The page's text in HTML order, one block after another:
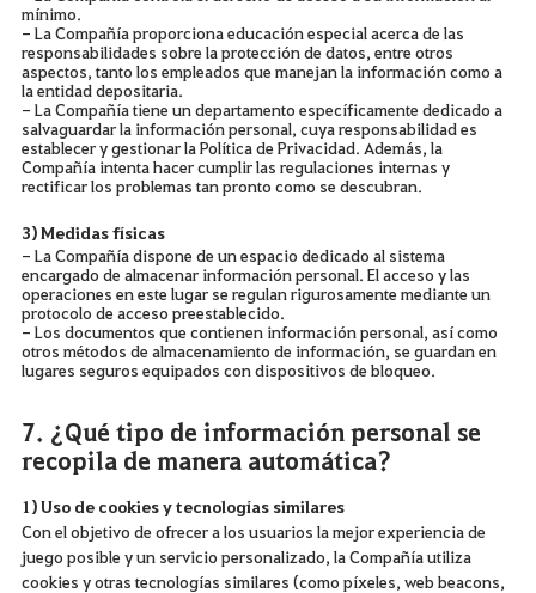
mínimo.
- La Compañía proporciona educación especial acerca de las
responsabilidades sobre la protección de datos, entre otros
aspectos, tanto los empleados que manejan la información como a
la entidad depositaria.
- La Compañía tiene un departamento específicamente dedicado a
salvaguardar la información personal, cuya responsabilidad es
establecer y gestionar la Política de Privacidad. Además, la
Compañía intenta hacer cumplir las regulaciones internas y
rectificar los problemas tan pronto como se descubran.
3) Medidas físicas
- La Compañía dispone de un espacio dedicado al sistema
encargado de almacenar información personal. El acceso y las
operaciones en este lugar se regulan rigurosamente mediante un
protocolo de acceso preestablecido.
- Los documentos que contienen información personal, así como
otros métodos de almacenamiento de información, se guardan en
lugares seguros equipados con dispositivos de bloqueo.
7. ¿Qué tipo de información personal se
recopila de manera automática?
1) Uso de cookies y tecnologías similares
Con el objetivo de ofrecer a los usuarios la mejor experiencia de
juego posible y un servicio personalizado, la Compañía utiliza
cookies y otras tecnologías similares (como píxeles, web beacons,